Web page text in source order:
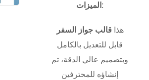
الميزات:
هذا قالب جواز السفر
قابل للتعديل بالكامل
وبتصميم عالي الدقة، تم
إنشاؤه للمحترفين